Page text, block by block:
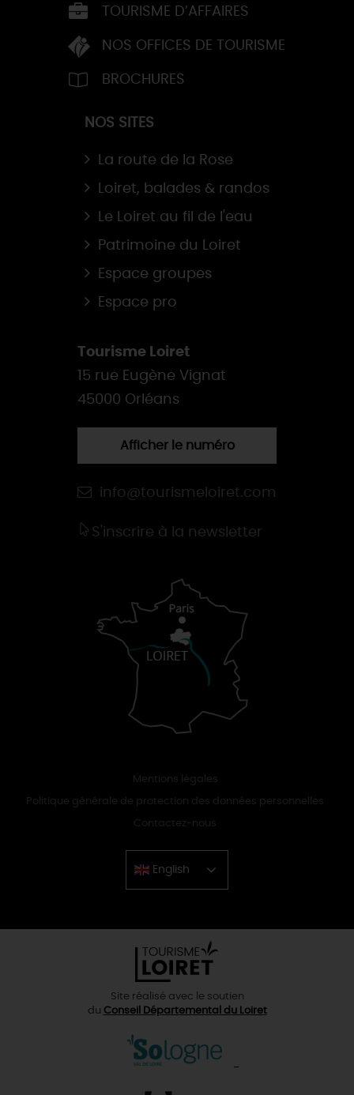
TOURISME D’AFFAIRES
NOS OFFICES DE TOURISME
BROCHURES
NOS SITES
La route de la Rose
Loiret, balades & randos
Le Loiret au fil de l'eau
Patrimoine du Loiret
Espace groupes
Espace pro
Tourisme Loiret
15 rue Eugène Vignat
45000 Orléans
Afficher le numéro
info@tourismeloiret.com
S'inscrire à la newsletter
Mentions légales
Politique générale de protection des données personnelles
Contactez-nous
English
Chinese
Site réalisé avec le soutien
du Conseil Départemental du Loiret